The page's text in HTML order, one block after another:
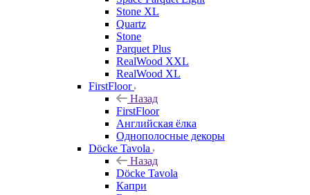
Stone XL
Quartz
Stone
Parquet Plus
RealWood XXL
RealWood XL
FirstFloor
Назад
FirstFloor
Английская ёлка
Однополосные декоры
Döcke Tavola
Назад
Döcke Tavola
Капри